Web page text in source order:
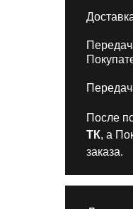
После
ТК, а
заказа.